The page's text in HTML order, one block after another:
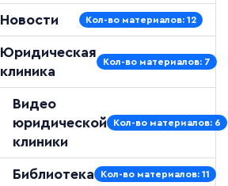
Новости Кол-во материалов: 12
Юридическая
клиника
Кол-во материалов: 7
Видео
юридической
клиники
Кол-во материалов: 6
Библиотека Кол-во материалов: 11